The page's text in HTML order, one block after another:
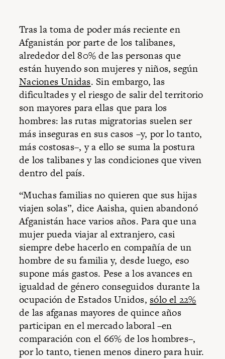
Tras la toma de poder más reciente en
Afganistán por parte de los talibanes,
alrededor del 80% de las personas que
están huyendo son mujeres y niños, según
Naciones Unidas. Sin embargo, las
dificultades y el riesgo de salir del territorio
son mayores para ellas que para los
hombres: las rutas migratorias suelen ser
más inseguras en sus casos –y, por lo tanto,
más costosas–, y a ello se suma la postura
de los talibanes y las condiciones que viven
dentro del país.
“Muchas familias no quieren que sus hijas
viajen solas”, dice Aaisha, quien abandonó
Afganistán hace varios años. Para que una
mujer pueda viajar al extranjero, casi
siempre debe hacerlo en compañía de un
hombre de su familia y, desde luego, eso
supone más gastos. Pese a los avances en
igualdad de género conseguidos durante la
ocupación de Estados Unidos, sólo el 22%
de las afganas mayores de quince años
participan en el mercado laboral –en
comparación con el 66% de los hombres–,
por lo tanto, tienen menos dinero para huir.